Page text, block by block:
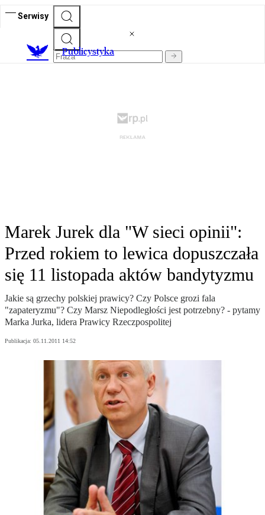
Serwisy
Publicystyka
Marek Jurek dla "W sieci opinii":
Przed rokiem to lewica dopuszczała
się 11 listopada aktów bandytyzmu
Jakie są grzechy polskiej prawicy? Czy Polsce grozi fala
"zapateryzmu"? Czy Marsz Niepodległości jest potrzebny? - pytamy
Marka Jurka, lidera Prawicy Rzeczpospolitej
Publikacja: 05.11.2011 14:52